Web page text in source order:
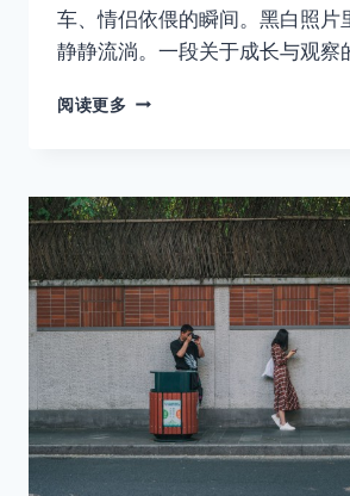
车、情侣依偎的瞬间。黑白照片
静静流淌。一段关于成长与观察
阅读更多 04
二
楼
咖
啡
馆，
偷
偷
拍
下
了
一